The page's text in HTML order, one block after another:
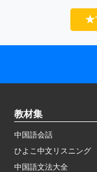
★
教材集
中国語会話
ひよこ中文リスニング
中国語文法大全